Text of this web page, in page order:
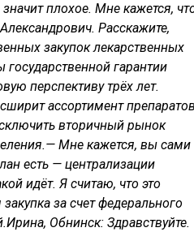
плохое. Мне кажется,
Расскажите,
закупок лекарственных
гарантии
перспективу трёх лет.
ассортимент препаратов
вторичный рынок
— Мне кажется, вы сами
есть — централизации
идёт. Я считаю, что это
за счет федерального
Ирина, Обнинск: Здравствуйте.